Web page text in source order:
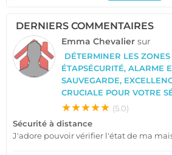
DERNIERS COMMENTAIRES
Emma Chevalier sur
DÉTERMINER LES
ÉTAPSÉCURITÉ, ALARME
SAUVEGARDE,
CRUCIALE POUR VOTRE
★★★★★ (5.0)
Sécurité à distance
J'adore pouvoir vérifier l'état de ma